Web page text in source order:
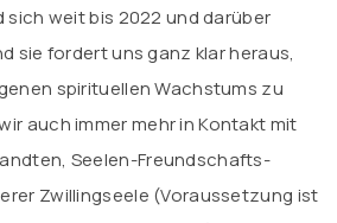
sich weit bis 2022 und darüber
sie fordert uns ganz klar heraus,
spirituellen Wachstums zu
auch immer mehr in Kontakt mit
Seelen-Freundschafts-
Zwillingseele (Voraussetzung ist